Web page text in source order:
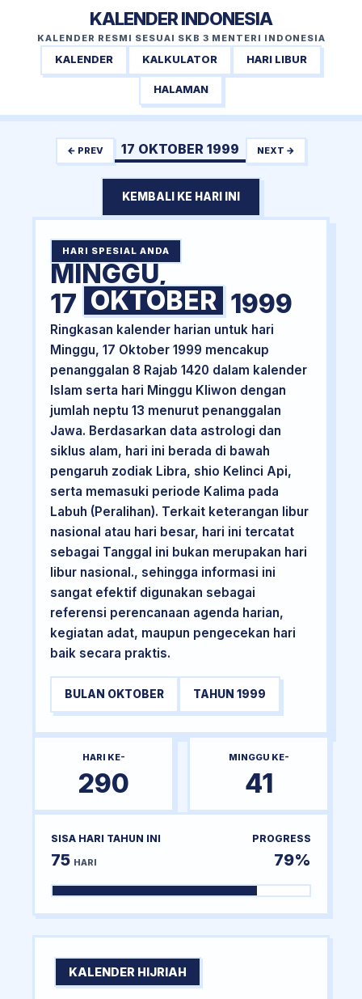
KALENDER INDONESIA
KALENDER RESMI SESUAI SKB 3 MENTERI INDONESIA
KALENDER KALKULATOR HARI LIBUR
HALAMAN
← PREV 17 OKTOBER 1999 NEXT →
KEMBALI KE HARI INI
HARI SPESIAL ANDA
MINGGU,
17 OKTOBER 1999
Ringkasan kalender harian untuk hari
Minggu, 17 Oktober 1999 mencakup
penanggalan 8 Rajab 1420 dalam kalender
Islam serta hari Minggu Kliwon dengan
jumlah neptu 13 menurut penanggalan
Jawa. Berdasarkan data astrologi dan
siklus alam, hari ini berada di bawah
pengaruh zodiak Libra, shio Kelinci Api,
serta memasuki periode Kalima pada
Labuh (Peralihan). Terkait keterangan libur
nasional atau hari besar, hari ini tercatat
sebagai Tanggal ini bukan merupakan hari
libur nasional., sehingga informasi ini
sangat efektif digunakan sebagai
referensi perencanaan agenda harian,
kegiatan adat, maupun pengecekan hari
baik secara praktis.
BULAN OKTOBER TAHUN 1999
HARI KE-
290
MINGGU KE-
41
SISA HARI TAHUN INI
75 HARI
PROGRESS
79%
KALENDER HIJRIAH